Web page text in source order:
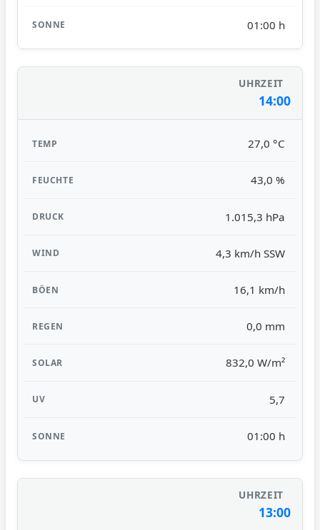
01:00 h
14:00
27,0 °C
43,0 %
1.015,3 hPa
4,3 km/h SSW
16,1 km/h
0,0 mm
832,0 W/m²
5,7
01:00 h
13:00